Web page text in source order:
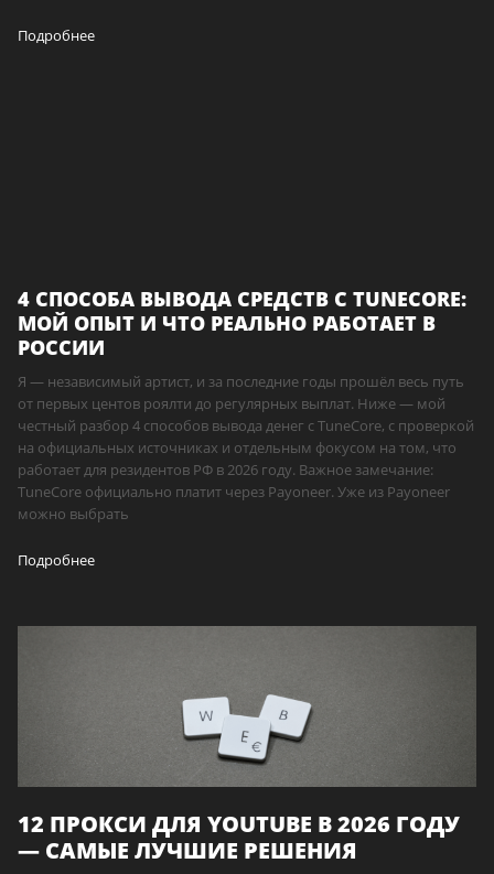
Подробнее
4 СПОСОБА ВЫВОДА СРЕДСТВ С TUNECORE:
МОЙ ОПЫТ И ЧТО РЕАЛЬНО РАБОТАЕТ В
РОССИИ
Я — независимый артист, и за последние годы прошёл весь путь
от первых центов роялти до регулярных выплат. Ниже — мой
честный разбор 4 способов вывода денег с TuneCore, с проверкой
на официальных источниках и отдельным фокусом на том, что
работает для резидентов РФ в 2026 году. Важное замечание:
TuneCore официально платит через Payoneer. Уже из Payoneer
можно выбрать
Подробнее
12 ПРОКСИ ДЛЯ YOUTUBE В 2026 ГОДУ
— САМЫЕ ЛУЧШИЕ РЕШЕНИЯ